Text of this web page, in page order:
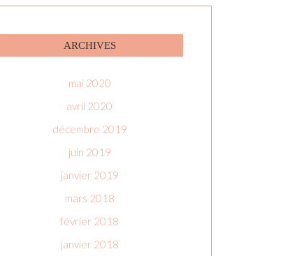
ARCHIVES
mai 2020
avril 2020
décembre 2019
juin 2019
janvier 2019
mars 2018
février 2018
janvier 2018